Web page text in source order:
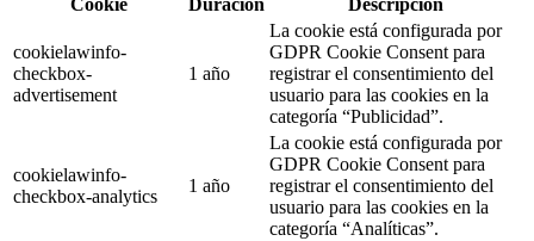
Cookie Duración Descripción
cookielawinfo-
checkbox-
advertisement
1 año
La cookie está configurada por
GDPR Cookie Consent para
registrar el consentimiento del
usuario para las cookies en la
categoría “Publicidad”.
cookielawinfo-
checkbox-analytics
1 año
La cookie está configurada por
GDPR Cookie Consent para
registrar el consentimiento del
usuario para las cookies en la
categoría “Analíticas”.